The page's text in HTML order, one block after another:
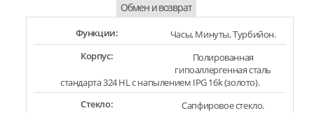
Обмен и возврат
Функции:
Часы, Минуты, Турбийон.
Корпус:
Полированная
гипоаллергенная сталь
стандарта 324 HL с напылением IPG 16k (золото).
Стекло:
Сапфировое стекло.